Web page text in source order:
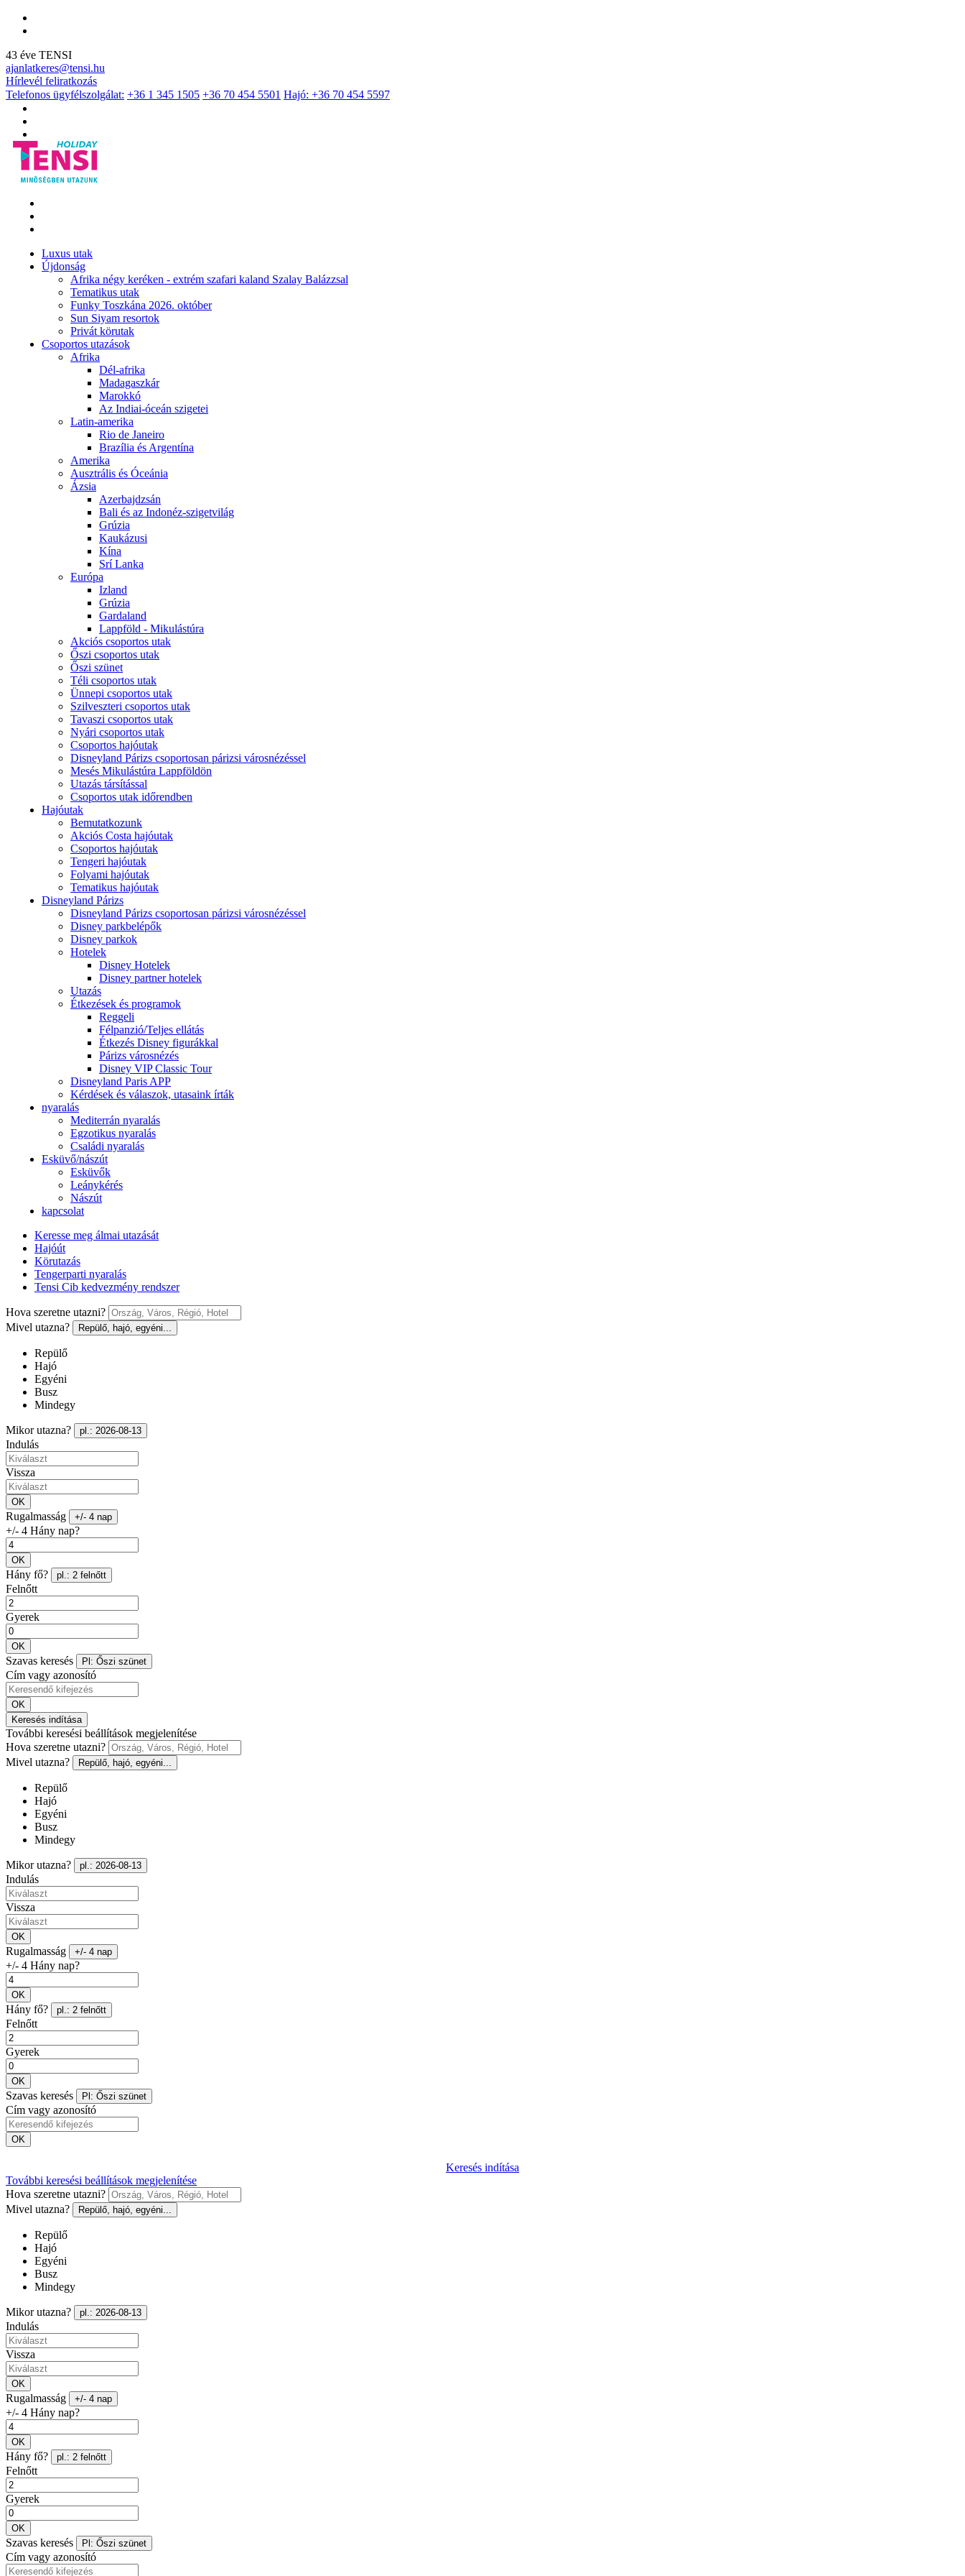
43 éve TENSI
ajanlatkeres@tensi.hu
Hírlevél feliratkozás
Telefonos ügyfélszolgálat: +36 1 345 1505 +36 70 454 5501 Hajó: +36 70 454 5597
Luxus utak
Újdonság
Afrika négy keréken - extrém szafari kaland Szalay Balázzsal
Tematikus utak
Funky Toszkána 2026. október
Sun Siyam resortok
Privát körutak
Csoportos utazások
Afrika
Dél-afrika
Madagaszkár
Marokkó
Az Indiai-óceán szigetei
Latin-amerika
Rio de Janeiro
Brazília és Argentína
Amerika
Ausztrális és Óceánia
Ázsia
Azerbajdzsán
Bali és az Indonéz-szigetvilág
Grúzia
Kaukázusi
Kína
Srí Lanka
Európa
Izland
Grúzia
Gardaland
Lappföld - Mikulástúra
Akciós csoportos utak
Őszi csoportos utak
Őszi szünet
Téli csoportos utak
Ünnepi csoportos utak
Szilveszteri csoportos utak
Tavaszi csoportos utak
Nyári csoportos utak
Csoportos hajóutak
Disneyland Párizs csoportosan párizsi városnézéssel
Mesés Mikulástúra Lappföldön
Utazás társítással
Csoportos utak időrendben
Hajóutak
Bemutatkozunk
Akciós Costa hajóutak
Csoportos hajóutak
Tengeri hajóutak
Folyami hajóutak
Tematikus hajóutak
Disneyland Párizs
Disneyland Párizs csoportosan párizsi városnézéssel
Disney parkbelépők
Disney parkok
Hotelek
Disney Hotelek
Disney partner hotelek
Utazás
Étkezések és programok
Reggeli
Félpanzió/Teljes ellátás
Étkezés Disney figurákkal
Párizs városnézés
Disney VIP Classic Tour
Disneyland Paris APP
Kérdések és válaszok, utasaink írták
nyaralás
Mediterrán nyaralás
Egzotikus nyaralás
Családi nyaralás
Esküvő/nászút
Esküvők
Leánykérés
Nászút
kapcsolat
Keresse meg álmai utazását
Hajóút
Körutazás
Tengerparti nyaralás
Tensi Cib kedvezmény rendszer
Hova szeretne utazni?
Mivel utazna?
Repülő, hajó, egyéni...
Repülő
Hajó
Egyéni
Busz
Mindegy
Mikor utazna? pl.: 2026-08-13
Indulás
Vissza
OK
Rugalmasság +/- 4 nap
+/- 4 Hány nap?
OK
Hány fő? pl.: 2 felnőtt
Felnőtt
Gyerek
OK
Szavas keresés Pl: Őszi szünet
Cím vagy azonosító
OK
Keresés indítása
További keresési beállítások megjelenítése
Hova szeretne utazni?
Mivel utazna?
Repülő, hajó, egyéni...
Repülő
Hajó
Egyéni
Busz
Mindegy
Mikor utazna? pl.: 2026-08-13
Indulás
Vissza
OK
Rugalmasság +/- 4 nap
+/- 4 Hány nap?
OK
Hány fő? pl.: 2 felnőtt
Felnőtt
Gyerek
OK
Szavas keresés Pl: Őszi szünet
Cím vagy azonosító
OK
Keresés indítása
További keresési beállítások megjelenítése
Hova szeretne utazni?
Mivel utazna?
Repülő, hajó, egyéni...
Repülő
Hajó
Egyéni
Busz
Mindegy
Mikor utazna? pl.: 2026-08-13
Indulás
Vissza
OK
Rugalmasság +/- 4 nap
+/- 4 Hány nap?
OK
Hány fő? pl.: 2 felnőtt
Felnőtt
Gyerek
OK
Szavas keresés Pl: Őszi szünet
Cím vagy azonosító